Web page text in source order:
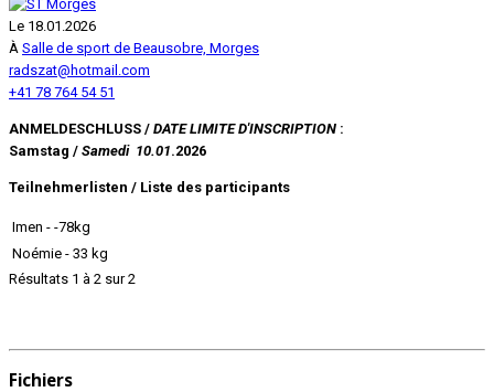
Le 18.01.2026
À Salle de sport de Beausobre, Morges
radszat@hotmail.com
+41 78 764 54 51
ANMELDESCHLUSS / DATE LIMITE D'INSCRIPTION :
Samstag / Samedi 10.01.2026
Teilnehmerlisten / Liste des participants
Imen - -78kg
Noémie - 33 kg
Résultats 1 à 2 sur 2
Fichiers